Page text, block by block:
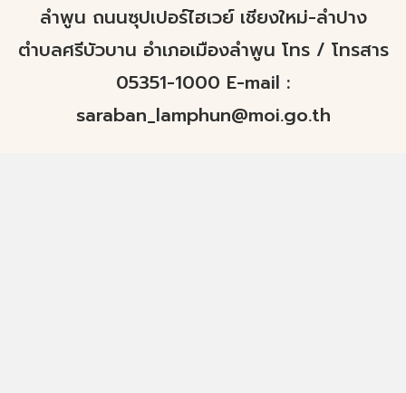
ลำพูน ถนนซุปเปอร์ไฮเวย์ เชียงใหม่-ลำปาง
ตำบลศรีบัวบาน อำเภอเมืองลำพูน โทร / โทรสาร
05351-1000 E-mail :
saraban_lamphun@moi.go.th